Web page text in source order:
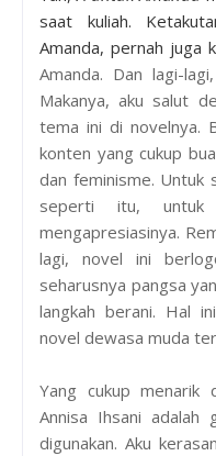
saat kuliah.
Amanda, pernah juga
Amanda. Dan lagi-
Makanya, aku salut
tema ini di novelnya.
konten yang cukup
dan feminisme. Untuk
seperti itu,
mengapresiasinya.
lagi, novel ini
seharusnya pangsa
langkah berani. Hal
novel dewasa muda
Yang cukup menarik
Annisa Ihsani adalah
digunakan. Aku